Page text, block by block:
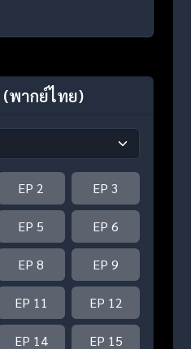
(พากย์ไทย)
EP 2 EP 3
EP 5 EP 6
EP 8 EP 9
EP 11 EP 12
EP 14 EP 15